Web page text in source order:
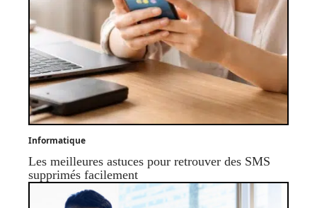
Informatique
Les meilleures astuces pour retrouver des SMS
supprimés facilement